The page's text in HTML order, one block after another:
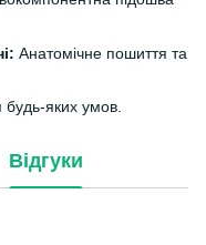
Анатомічне пошиття та
яких умов.
Відгуки